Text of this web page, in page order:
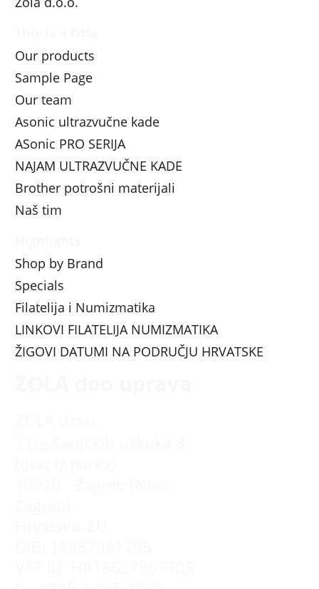
Our products
Sample Page
Our team
Asonic ultrazvučne kade
ASonic PRO SERIJA
NAJAM ULTRAZVUČNE KADE
Brother potrošni materijali
Naš tim
Shop by Brand
Specials
Filatelija i Numizmatika
LINKOVI FILATELIJA NUMIZMATIKA
ŽIGOVI DATUMI NA PODRUČJU HRVATSKE